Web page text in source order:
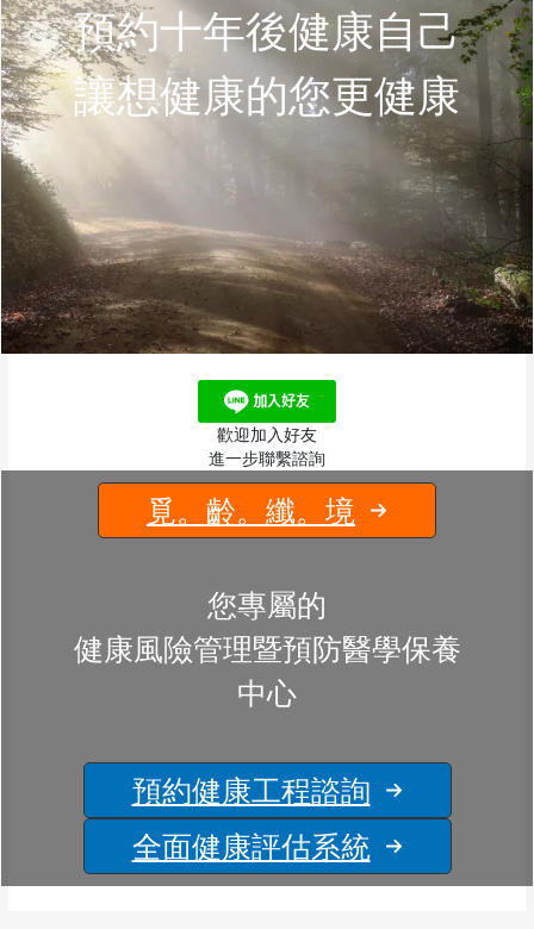
預約十年後健康自己
讓想健康的您更健康
歡迎加入好友
進一步聯繫諮詢
覓。齡。纖。境
您專屬的
健康風險管理暨預防醫學保養
中心
預約健康工程諮詢
全面健康評估系統